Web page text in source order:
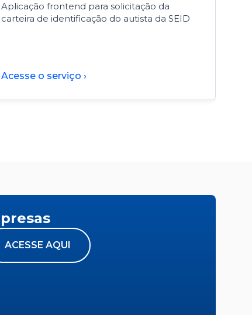
Aplicação frontend para solicitação da
carteira de identificação do autista da SEID
Acesse o serviço ›
ACESSE AQUI